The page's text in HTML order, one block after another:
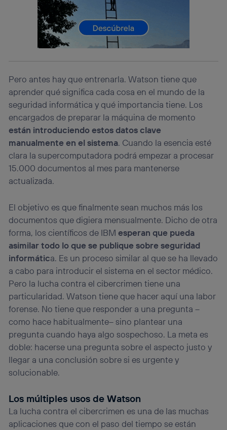
Pero antes hay que entrenarla. Watson tiene que
aprender qué significa cada cosa en el mundo de la
seguridad informática y qué importancia tiene. Los
encargados de preparar la máquina de momento
están introduciendo estos datos clave
manualmente en el sistema. Cuando la esencia esté
clara la supercomputadora podrá empezar a procesar
15.000 documentos al mes para mantenerse
actualizada.
El objetivo es que finalmente sean muchos más los
documentos que digiera mensualmente. Dicho de otra
forma, los científicos de IBMesperan que pueda
asimilar todo lo que se publique sobre seguridad
informática. Es un proceso similar al que se ha llevado
a cabo para introducir el sistema en el sector médico.
Pero la lucha contra el cibercrimen tiene una
particularidad. Watson tiene que hacer aquí una labor
forense. No tiene que responder a una pregunta –
como hace habitualmente– sino plantear una
pregunta cuando haya algo sospechoso. La meta es
doble: hacerse una pregunta sobre el aspecto justo y
llegar a una conclusión sobre si es urgente y
solucionable.
Los múltiples usos de Watson
La lucha contra el cibercrimen es una de las muchas
aplicaciones que con el paso del tiempo se están
telecomunicaciones vinculada a la conexión que utilizas
(p. ej., número de teléfono móvil).
Este identificador se asigna a la conexión de internet, por
lo que cualquier persona que conecte su dispositivo y
identificador. Típicamente:
Si utilizas unaconexión de banda ancha(p. ej., Wi-Fi),
el marketing o análisis se realizará en función de las
actividades de navegación de los miembros del hogar
que hayan dado su consentimiento.
Si utilizasdatos móviles, el marketing será más
personalizado, ya que se basará únicamente en la
navegación del usuario del móvil.
Puedes gestionar los consentimientos Utiq seleccionando
“Administrar Utiq” en la parte inferior de esta página web o
visitando el portal de privacidad de Utiq
(“consenthub”)